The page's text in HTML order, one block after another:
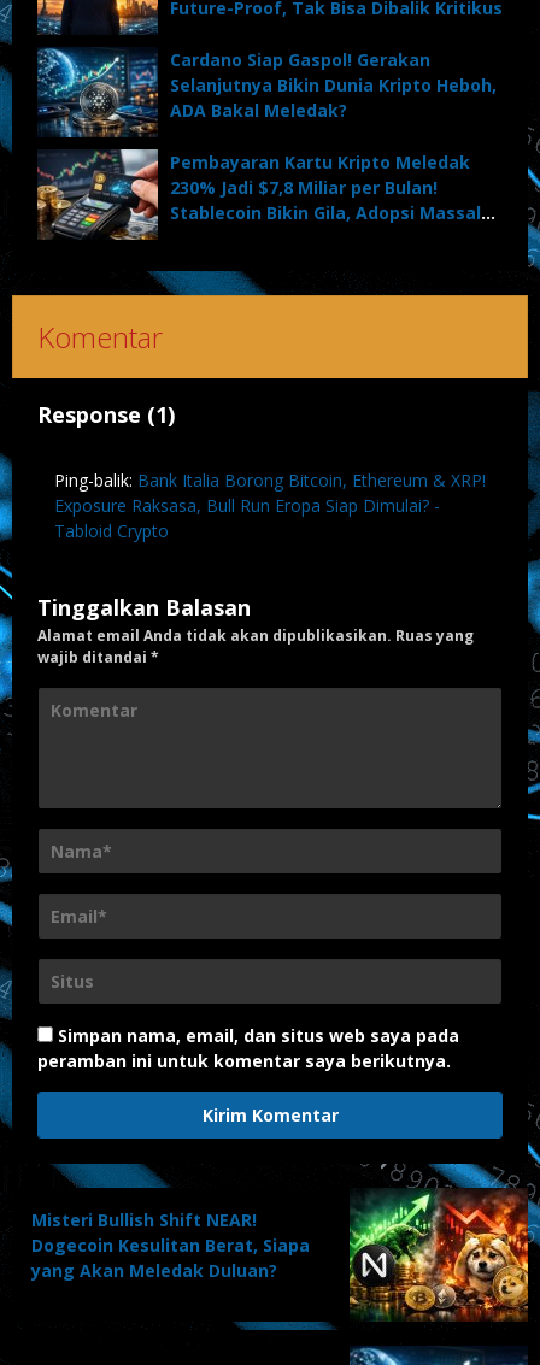
Future-Proof, Tak Bisa Dibalik Kritikus
Cardano Siap Gaspol! Gerakan
Selanjutnya Bikin Dunia Kripto Heboh,
ADA Bakal Meledak?
Pembayaran Kartu Kripto Meledak
230% Jadi $7,8 Miliar per Bulan!
Stablecoin Bikin Gila, Adopsi Massal
Komentar
Response (1)
Ping-balik: Bank Italia Borong Bitcoin, Ethereum & XRP!
Exposure Raksasa, Bull Run Eropa Siap Dimulai? -
Tabloid Crypto
Tinggalkan Balasan
Alamat email Anda tidak akan dipublikasikan. Ruas yang
wajib ditandai *
Simpan nama, email, dan situs web saya pada
peramban ini untuk komentar saya berikutnya.
Misteri Bullish Shift NEAR!
Dogecoin Kesulitan Berat, Siapa
yang Akan Meledak Duluan?